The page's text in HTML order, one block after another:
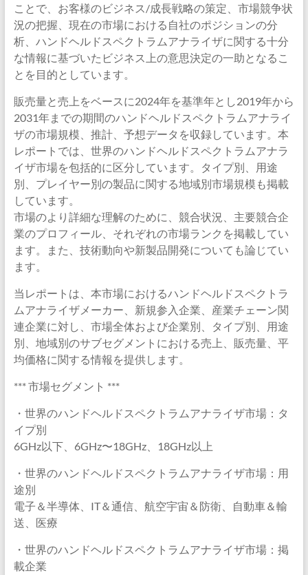
ことで、お客様のビジネス/成長戦略の策定、市場競争状
況の把握、現在の市場における自社のポジションの分
析、ハンドヘルドスペクトラムアナライザに関する十分
な情報に基づいたビジネス上の意思決定の一助となるこ
とを目的としています。
販売量と売上をベースに2024年を基準年とし2019年から
2031年までの期間のハンドヘルドスペクトラムアナライ
ザの市場規模、推計、予想データを収録しています。本
レポートでは、世界のハンドヘルドスペクトラムアナラ
イザ市場を包括的に区分しています。タイプ別、用途
別、プレイヤー別の製品に関する地域別市場規模も掲載
しています。
市場のより詳細な理解のために、競合状況、主要競合企
業のプロフィール、それぞれの市場ランクを掲載してい
ます。また、技術動向や新製品開発についても論じてい
ます。
当レポートは、本市場におけるハンドヘルドスペクトラ
ムアナライザメーカー、新規参入企業、産業チェーン関
連企業に対し、市場全体および企業別、タイプ別、用途
別、地域別のサブセグメントにおける売上、販売量、平
均価格に関する情報を提供します。
*** 市場セグメント ***
・世界のハンドヘルドスペクトラムアナライザ市場：タ
イプ別
6GHz以下、6GHz〜18GHz、18GHz以上
・世界のハンドヘルドスペクトラムアナライザ市場：用
途別
電子＆半導体、IT＆通信、航空宇宙＆防衛、自動車＆輸
送、医療
・世界のハンドヘルドスペクトラムアナライザ市場：掲
載企業